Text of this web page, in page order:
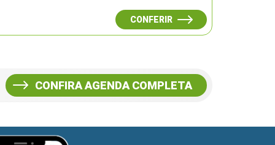
CONFERIR
CONFIRA AGENDA COMPLETA